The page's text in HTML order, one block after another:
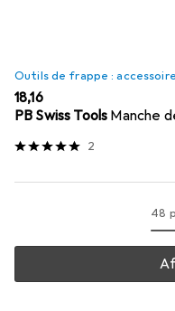
Outils de frappe :
EUR
18,16
PB Swiss Tools Manche
2
48